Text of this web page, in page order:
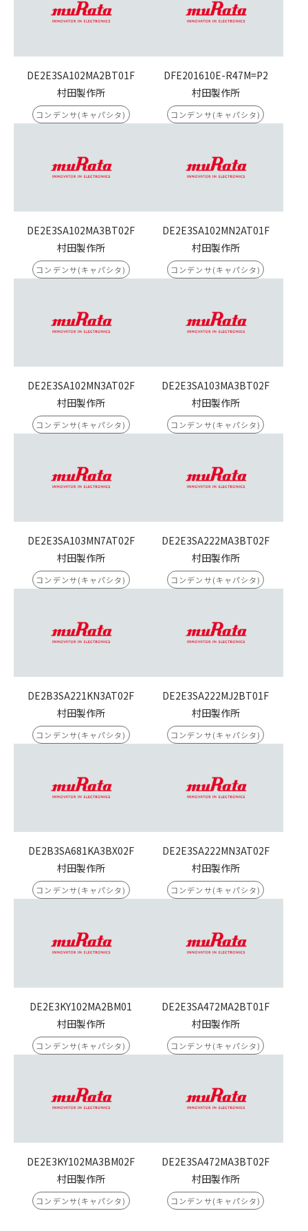
DE2E3SA102MA2BT01F
村田製作所
コンデンサ(キャパシタ)
DFE201610E-R47M=P2
村田製作所
コンデンサ(キャパシタ)
DE2E3SA102MA3BT02F
村田製作所
コンデンサ(キャパシタ)
DE2E3SA102MN2AT01F
村田製作所
コンデンサ(キャパシタ)
DE2E3SA102MN3AT02F
村田製作所
コンデンサ(キャパシタ)
DE2E3SA103MA3BT02F
村田製作所
コンデンサ(キャパシタ)
DE2E3SA103MN7AT02F
村田製作所
コンデンサ(キャパシタ)
DE2E3SA222MA3BT02F
村田製作所
コンデンサ(キャパシタ)
DE2B3SA221KN3AT02F
村田製作所
コンデンサ(キャパシタ)
DE2E3SA222MJ2BT01F
村田製作所
コンデンサ(キャパシタ)
DE2B3SA681KA3BX02F
村田製作所
コンデンサ(キャパシタ)
DE2E3SA222MN3AT02F
村田製作所
コンデンサ(キャパシタ)
DE2E3KY102MA2BM01
村田製作所
コンデンサ(キャパシタ)
DE2E3SA472MA2BT01F
村田製作所
コンデンサ(キャパシタ)
DE2E3KY102MA3BM02F
村田製作所
コンデンサ(キャパシタ)
DE2E3SA472MA3BT02F
村田製作所
コンデンサ(キャパシタ)